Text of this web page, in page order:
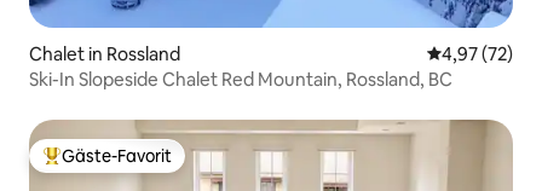
Chalet in Rossland
4,97 (72)
Ski-In Slopeside Chalet Red Mountain, Rossland, BC
Beliebter Gäste-Favorit.
Gäste-Favorit